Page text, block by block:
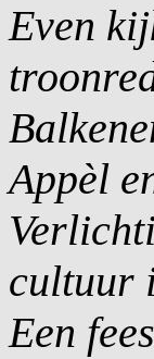
Even
Appèl
cultuur
Een